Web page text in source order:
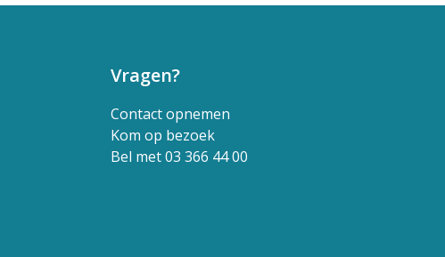
Vragen?
Contact opnemen
Kom op bezoek
Bel met 03 366 44 00